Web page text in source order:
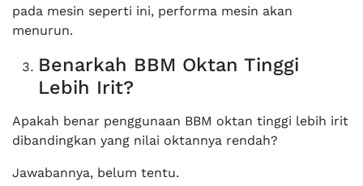
pada mesin seperti ini, performa mesin akan
menurun.
Benarkah BBM Oktan Tinggi
Lebih Irit?
Apakah benar penggunaan BBM oktan tinggi lebih irit
dibandingkan yang nilai oktannya rendah?
Jawabannya, belum tentu.